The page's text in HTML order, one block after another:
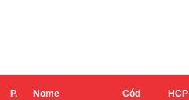
P. Nome Cód HCP